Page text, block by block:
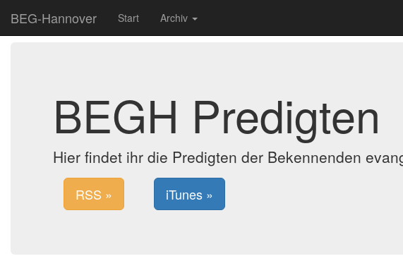
BEG-Hannover Start Archiv
BEGH Predigten
Hier findet ihr die Predigten der Bekennenden
RSS » iTunes »